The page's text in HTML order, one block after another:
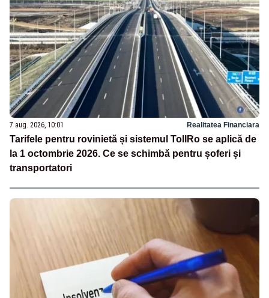
7 aug. 2026, 10:01 Realitatea Financiara
Tarifele pentru rovinietă și sistemul TollRo se aplică de
la 1 octombrie 2026. Ce se schimbă pentru șoferi și
transportatori